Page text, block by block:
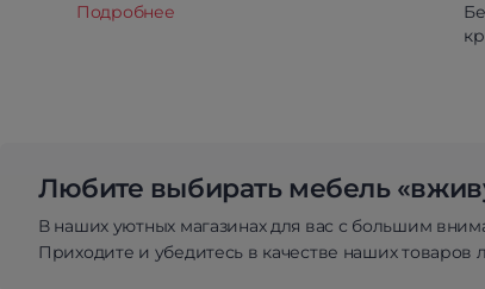
Подробнее
Любите выбирать мебель
В наших уютных магазинах для вас с большим
Приходите и убедитесь в качестве наших товаров